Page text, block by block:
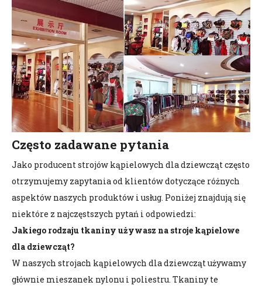
Często zadawane pytania
Jako producent strojów kąpielowych dla dziewcząt często
otrzymujemy zapytania od klientów dotyczące różnych
aspektów naszych produktów i usług. Poniżej znajdują się
niektóre z najczęstszych pytań i odpowiedzi:
Jakiego rodzaju tkaniny używasz na stroje kąpielowe
dla dziewcząt?
W naszych strojach kąpielowych dla dziewcząt używamy
głównie mieszanek nylonu i poliestru. Tkaniny te